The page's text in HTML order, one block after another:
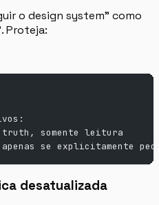
o design system” como
Proteja:
truth, somente leitura
apenas se explicitamente
desatualizada